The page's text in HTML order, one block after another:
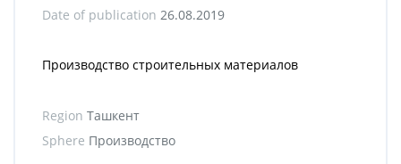
Date of publication 26.08.2019
Производство строительных материалов
Region Ташкент
Sphere Производство